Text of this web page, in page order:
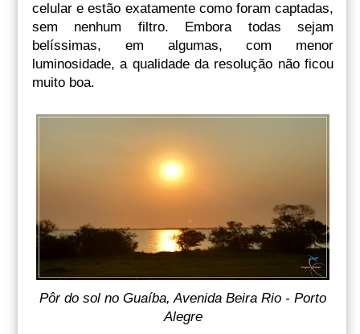
celular e estão exatamente como foram captadas,
sem nenhum filtro. Embora todas sejam
belíssimas, em algumas, com menor
luminosidade, a qualidade da resolução não ficou
muito boa.
Pôr do sol no Guaíba, Avenida Beira Rio - Porto
Alegre